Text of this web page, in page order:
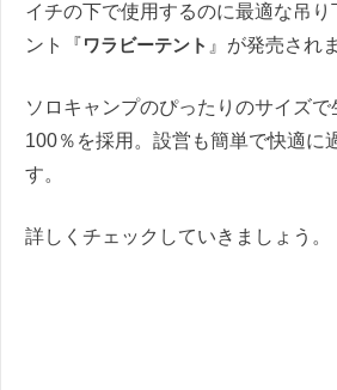
イチの下で使用するのに最適な吊
ント『ワラビーテント 』が発売され
ソロキャンプのぴったりのサイズ
100％を採用。設営も簡単で快適に
す。
詳しくチェックしていきましょう。